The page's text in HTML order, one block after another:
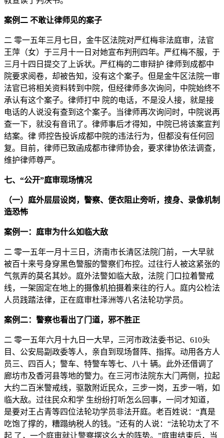
案例二 不敢让律师见的案子
二 零一五年三月七日，金牛区法院对严红梅非法庭审，法官
王萍（女）于三月十一日对她宣布判刑四年。严红梅不服，于
三月十四日提交了上诉状。严红梅的二审辩护 律师到成都中
院要求阅卷，却被告知，没有这个案子。但是金牛区法院一审
法官已将相关资料转到中院，但经律师多次询问，中院始终不
承认有这个案子。律师打中 院的电话，不是没人接，就是接
电话的人说没有查到这个案子。当律师再次询问时，中院说再
查一下，就没有音讯了。律师事后才得知，中院已将该案宣判
结案。律 师控告投诉成都中院的违法行为，但都没有任何回
复。目前，律师已致函成都市律师协会，要求律协依法调查，
维护律师尊严。
七、“公开”庭审现场情况
（一）庭外层层设岗，警察、便衣阻止旁听，搜身、录像机制
造恐怖
案例一：庭审为什么如临大敌
二 零一五年一月十三日，济南市长清区法院门前，一大早就
被百十来号身穿黑色警服的警察们布控。过往行人被这紧张的
气氛弄的莫名其妙。庭外法警如临大敌，法院 门口拉着警戒
线，一架固定在地上的摄像机拍摄着来往的行人。庭内公检法
人员践踏法律，正在庭审杜泽洲等八名法轮功学员。
案例二：警察也看出了门道，邪不胜正
二 零一五年六月十九日一大早，三河市政法委书记、610头
目、公安局副政委等人，亲自到现场督阵、指挥。动用各方人
员三、四百人；警车、特警车等七、八十 辆。此外还借调了
廊坊市及香河县等地的警力。在三河市法院东大门两侧，拉起
大约二百米警戒线，驱散附近民众，三步一岗，五步一哨，如
临大敌。过往民众和学 生纷纷打听怎么回事，一问才知道，
是要对王占青等四位法轮功学员非法开庭。老百姓说：“真是
吃饱了撑的，糟蹋纳税人的钱。”还有的人说：“法轮功太了不
起 了，一个庭审就让警察摆这么大的阵势。”庭审结束后，当